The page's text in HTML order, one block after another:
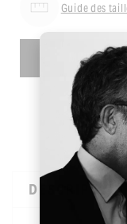
Guide des
MISE À LA
DESCRIPTION